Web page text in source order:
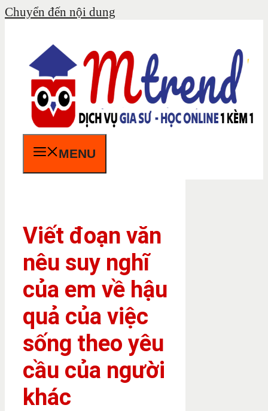
Chuyển đến nội dung
MENU
Viết đoạn văn
nêu suy nghĩ
của em về hậu
quả của việc
sống theo yêu
cầu của người
khác